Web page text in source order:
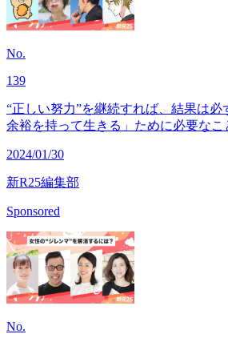
No.
139
“正しい努力”を継続すれば、結果は必
余裕を持って生きる」ために必要なこ
2024/01/30
新R25編集部
Sponsored
No.